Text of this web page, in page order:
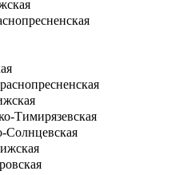
Тимирязевская
Солнцевская